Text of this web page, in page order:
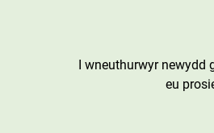
I wneuthurwyr newydd
eu